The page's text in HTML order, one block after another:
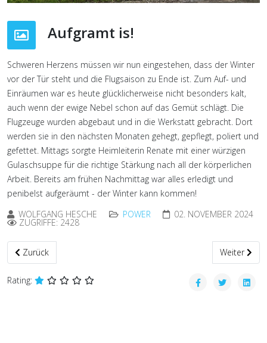
Aufgramt is!
Schweren Herzens müssen wir nun eingestehen, dass der Winter
vor der Tür steht und die Flugsaison zu Ende ist. Zum Auf- und
Einräumen war es heute glücklicherweise nicht besonders kalt,
auch wenn der ewige Nebel schon auf das Gemüt schlägt. Die
Flugzeuge wurden abgebaut und in die Werkstatt gebracht. Dort
werden sie in den nächsten Monaten gehegt, gepflegt, poliert und
gefettet. Mittags sorgte Heimleiterin Renate mit einer würzigen
Gulaschsuppe für die richtige Stärkung nach all der körperlichen
Arbeit. Bereits am frühen Nachmittag war alles erledigt und
penibelst aufgeräumt - der Winter kann kommen!
WOLFGANG HESCHE
POWER 02. NOVEMBER 2024
ZUGRIFFE: 2428
Vorheriger Beitrag: Die FGN Weihnachtsfeier
Zurück Nächster
Weiter
Rating: